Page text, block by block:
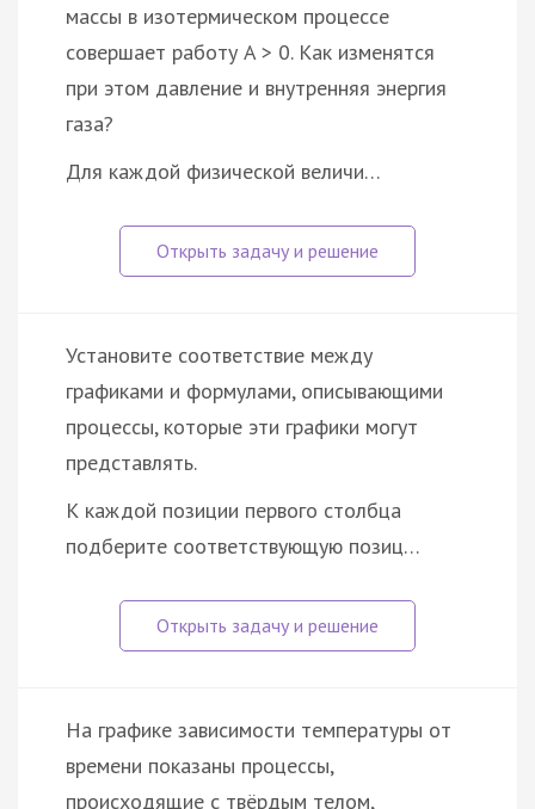
массы в изотермическом процессе
совершает работу A > 0. Как изменятся
при этом давление и внутренняя энергия
газа?
Для каждой физической величи…
Установите соответствие между
графиками и формулами, описывающими
процессы, которые эти графики могут
представлять.
К каждой позиции первого столбца
подберите соответствующую позиц…
На графике зависимости температуры от
времени показаны процессы,
происходящие с твёрдым телом,